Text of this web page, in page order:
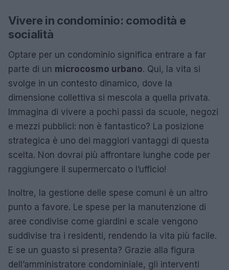
Vivere in condominio: comodità e
socialità
Optare per un condominio significa entrare a far
parte di un microcosmo urbano. Qui, la vita si
svolge in un contesto dinamico, dove la
dimensione collettiva si mescola a quella privata.
Immagina di vivere a pochi passi da scuole, negozi
e mezzi pubblici: non è fantastico? La posizione
strategica è uno dei maggiori vantaggi di questa
scelta. Non dovrai più affrontare lunghe code per
raggiungere il supermercato o l’ufficio!
Inoltre, la gestione delle spese comuni è un altro
punto a favore. Le spese per la manutenzione di
aree condivise come giardini e scale vengono
suddivise tra i residenti, rendendo la vita più facile.
E se un guasto si presenta? Grazie alla figura
dell’amministratore condominiale, gli interventi